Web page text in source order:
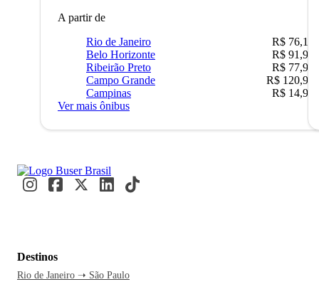
A partir de
Rio de Janeiro
R$ 76,10
Belo Horizonte
R$ 91,90
Ribeirão Preto
R$ 77,90
Campo Grande
R$ 120,90
Campinas
R$ 14,90
Ver mais ônibus
Destinos
Rio de Janeiro ➝ São Paulo